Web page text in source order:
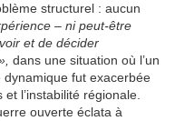
structurel : aucun
– ni peut-être
et de décider
dans une situation où l’un
fut exacerbée
l’instabilité régionale.
ouverte éclata à